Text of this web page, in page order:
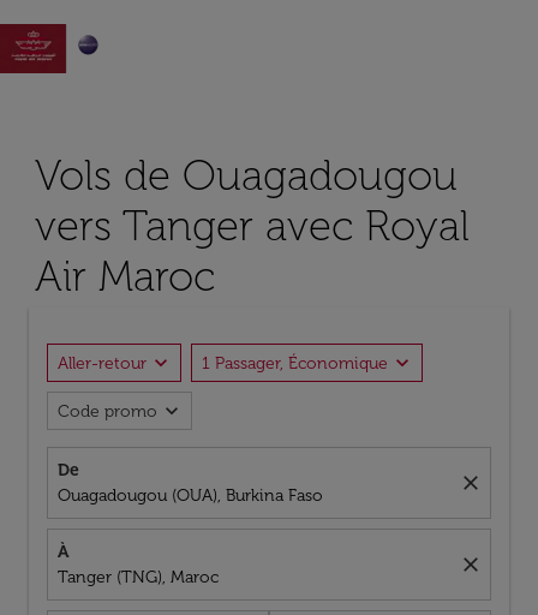

Vols de Ouagadougou
vers Tanger avec Royal
Air Maroc
Aller-retour expand_more 1 Passager, Économique expand_more
Code promo expand_more
De
Ouagadougou (OUA), Burkina Faso
close
À
Tanger (TNG), Maroc
close